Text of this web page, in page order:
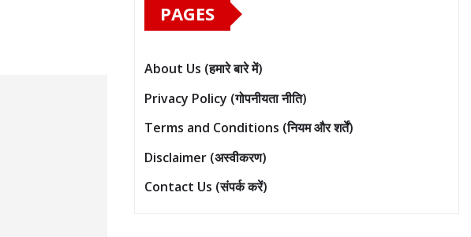
PAGES
About Us (हमारे बारे में)
Privacy Policy (गोपनीयता नीति)
Terms and Conditions (नियम और शर्तें)
Disclaimer (अस्वीकरण)
Contact Us (संपर्क करें)